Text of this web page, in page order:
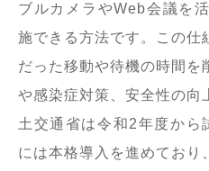
ブルカメラやWeb会議を
施できる方法です。この仕
だった移動や待機の時間を
や感染症対策、安全性の向
土交通省は令和2年度から
には本格導入を進めており